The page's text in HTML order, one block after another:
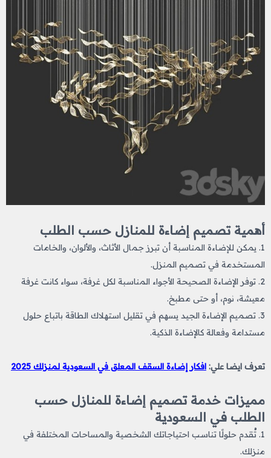
أهمية تصميم إضاءة للمنازل حسب الطلب
1. يمكن للإضاءة المناسبة أن تبرز جمال الأثاث، والألوان، والخامات
المستخدمة في تصميم المنزل.
2. توفر الإضاءة الصحيحة الأجواء المناسبة لكل غرفة، سواء كانت غرفة
معيشة، نوم، أو حتى مطبخ.
3. تصميم الإضاءة الجيد يسهم في تقليل استهلاك الطاقة باتباع حلول
مستدامة وفعالة كالإضاءة الذكية.
تعرف ايضا علي: افكار إضاءة السقف المعلق في السعودية لمنزلك 2025
مميزات خدمة تصميم إضاءة للمنازل حسب
الطلب في السعودية
1. تُقدم حلولًا تناسب احتياجاتك الشخصية والمساحات المختلفة في
منزلك.